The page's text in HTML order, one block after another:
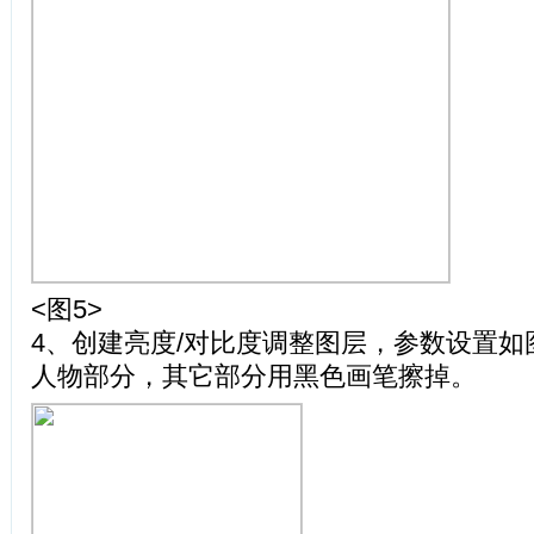
<图5>
4、创建亮度/对比度调整图层，参数设置
人物部分，其它部分用黑色画笔擦掉。